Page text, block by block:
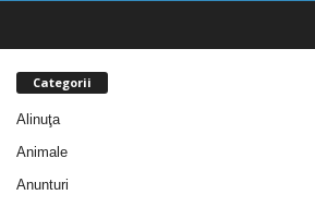
Categorii
Alinuţa
Animale
Anunturi